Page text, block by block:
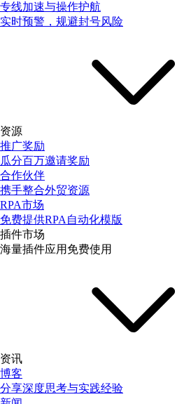
专线加速与操作护航
实时预警，规避封号风险
资源
推广奖励
瓜分百万邀请奖励
合作伙伴
携手整合外贸资源
RPA市场
免费提供RPA自动化模版
插件市场
海量插件应用免费使用
资讯
博客
分享深度思考与实践经验